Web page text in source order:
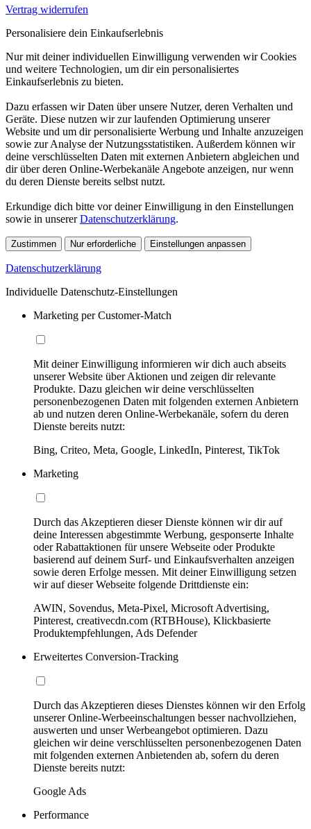
Vertrag widerrufen
Personalisiere dein Einkaufserlebnis
Nur mit deiner individuellen Einwilligung verwenden wir Cookies
und weitere Technologien, um dir ein personalisiertes
Einkaufserlebnis zu bieten.
Dazu erfassen wir Daten über unsere Nutzer, deren Verhalten und
Geräte. Diese nutzen wir zur laufenden Optimierung unserer
Website und um dir personalisierte Werbung und Inhalte anzuzeigen
sowie zur Analyse der Nutzungsstatistiken. Außerdem können wir
deine verschlüsselten Daten mit externen Anbietern abgleichen und
dir über deren Online-Werbekanäle Angebote anzeigen, nur wenn
du deren Dienste bereits selbst nutzt.
Erkundige dich bitte vor deiner Einwilligung in den Einstellungen
sowie in unsererDatenschutzerklärung.
Zustimmen Nur erforderliche Einstellungen anpassen
Datenschutzerklärung
Individuelle Datenschutz-Einstellungen
Marketing per Customer-Match
Mit deiner Einwilligung informieren wir dich auch abseits
unserer Website über Aktionen und zeigen dir relevante
Produkte. Dazu gleichen wir deine verschlüsselten
personenbezogenen Daten mit folgenden externen Anbietern
ab und nutzen deren Online-Werbekanäle, sofern du deren
Dienste bereits nutzt:
Bing, Criteo, Meta, Google, LinkedIn, Pinterest, TikTok
Marketing
Durch das Akzeptieren dieser Dienste können wir dir auf
deine Interessen abgestimmte Werbung, gesponserte Inhalte
oder Rabattaktionen für unsere Webseite oder Produkte
basierend auf deinem Surf- und Einkaufsverhalten anzeigen
sowie deren Erfolge messen. Mit deiner Einwilligung setzen
wir auf dieser Webseite folgende Drittdienste ein:
AWIN, Sovendus, Meta-Pixel, Microsoft Advertising,
Pinterest, creativecdn.com (RTBHouse), Klickbasierte
Produktempfehlungen, Ads Defender
Erweitertes Conversion-Tracking
Durch das Akzeptieren dieses Dienstes können wir den Erfolg
unserer Online-Werbeeinschaltungen besser nachvollziehen,
auswerten und unser Werbeangebot optimieren. Dazu
gleichen wir deine verschlüsselten personenbezogenen Daten
mit folgenden externen Anbietenden ab, sofern du deren
Dienste bereits nutzt:
Google Ads
Performance